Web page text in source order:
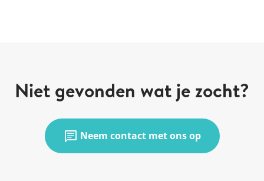
Niet gevonden wat je zocht?
chat Neem contact met ons op